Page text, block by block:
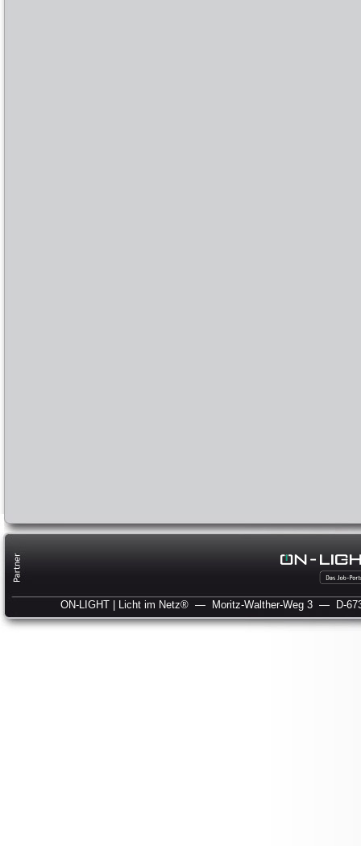
ON-LIGHT | Licht im Netz® — Moritz-Walther-Weg 3 — D-